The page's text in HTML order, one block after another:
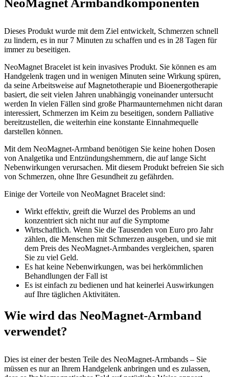
NeoMagnet Armbandkomponenten
Dieses Produkt wurde mit dem Ziel entwickelt, Schmerzen schnell
zu lindern, es in nur 7 Minuten zu schaffen und es in 28 Tagen für
immer zu beseitigen.
NeoMagnet Bracelet ist kein invasives Produkt. Sie können es am
Handgelenk tragen und in wenigen Minuten seine Wirkung spüren,
da seine Arbeitsweise auf Magnetotherapie und Bioenergotherapie
basiert, die seit vielen Jahren unabhängig voneinander untersucht
werden In vielen Fällen sind große Pharmaunternehmen nicht daran
interessiert, Schmerzen im Keim zu beseitigen, sondern Palliative
bereitzustellen, die weiterhin eine konstante Einnahmequelle
darstellen können.
Mit dem NeoMagnet-Armband benötigen Sie keine hohen Dosen
von Analgetika und Entzündungshemmern, die auf lange Sicht
Nebenwirkungen verursachen. Mit diesem Produkt befreien Sie sich
von Schmerzen, ohne Ihre Gesundheit zu gefährden.
Einige der Vorteile von NeoMagnet Bracelet sind:
Wirkt effektiv, greift die Wurzel des Problems an und
konzentriert sich nicht nur auf die Symptome
Wirtschaftlich. Wenn Sie die Tausenden von Euro pro Jahr
zählen, die Menschen mit Schmerzen ausgeben, und sie mit
dem Preis des NeoMagnet-Armbandes vergleichen, sparen
Sie zu viel Geld.
Es hat keine Nebenwirkungen, was bei herkömmlichen
Behandlungen der Fall ist
Es ist einfach zu bedienen und hat keinerlei Auswirkungen
auf Ihre täglichen Aktivitäten.
Wie wird das NeoMagnet-Armband
verwendet?
Dies ist einer der besten Teile des NeoMagnet-Armbands – Sie
müssen es nur an Ihrem Handgelenk anbringen und es zulassen,